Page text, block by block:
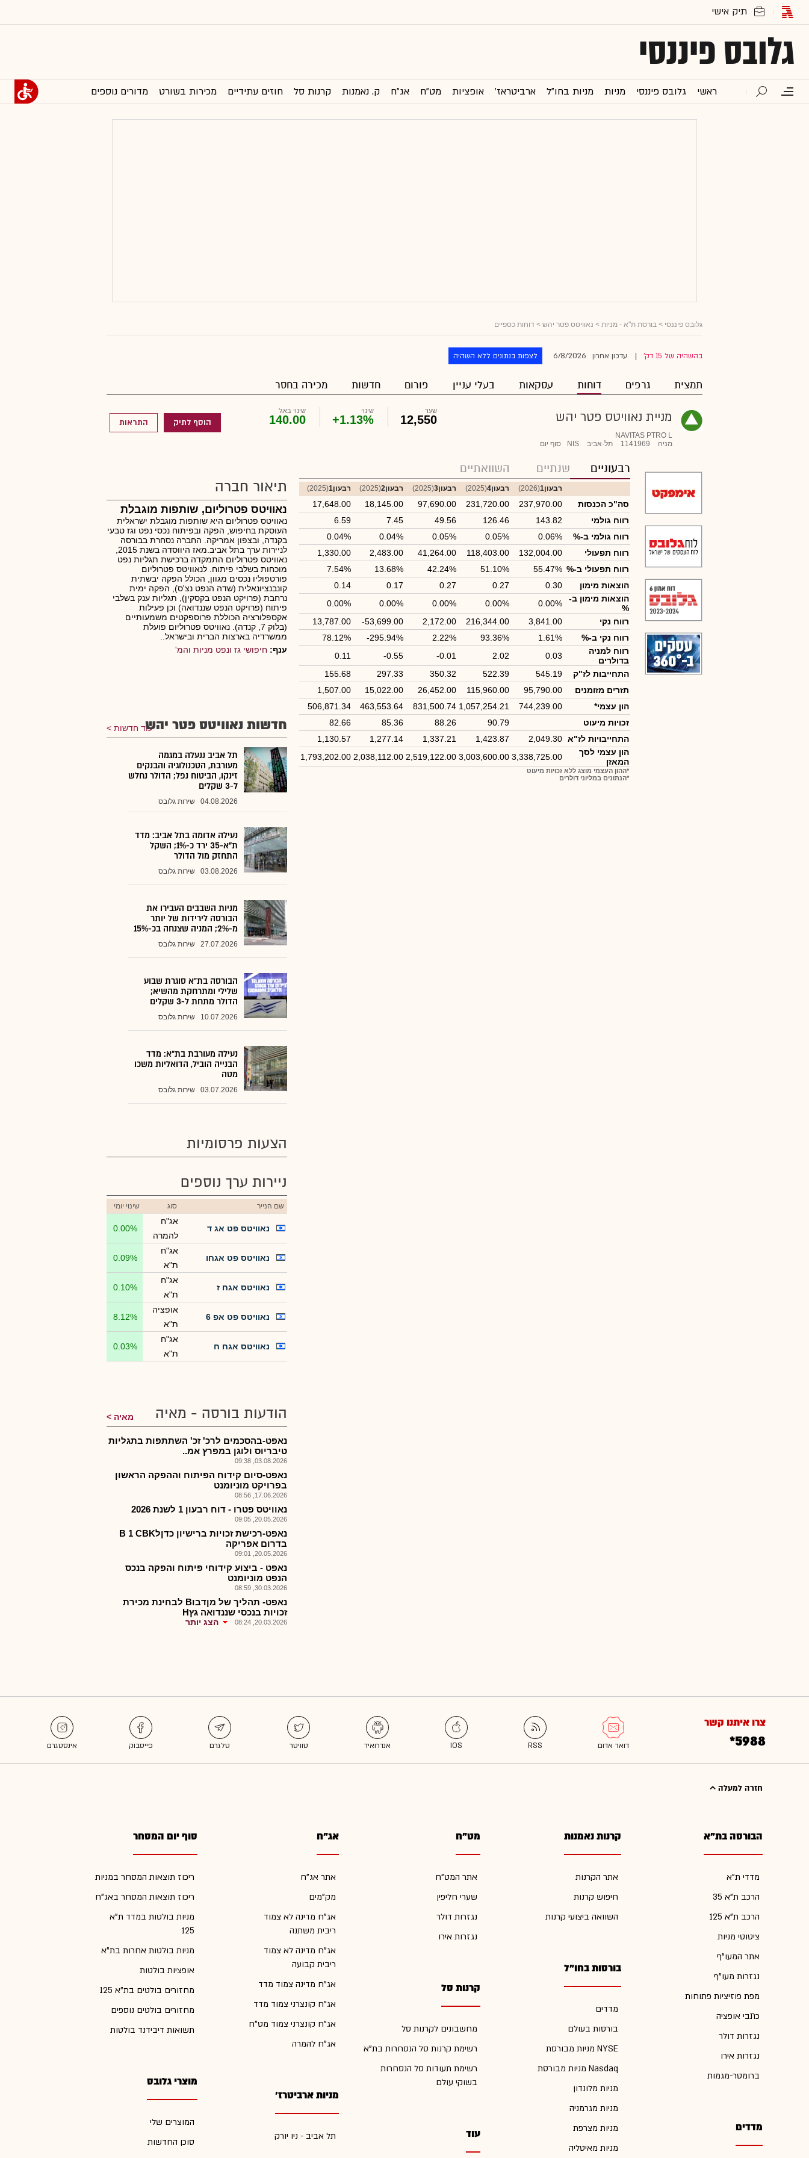
גלובס פיננסי
ראשי גלובס פיננסי מניות מניות בחו"ל ארביטראז' אופציות מט"ח אג"ח ק. נאמנות קרנות סל חוזים עתידיים מכירות בשורט מדורים נוספים
גלובס פיננסי > בורסת ת"א - מניות > נאוויטס פטר יהש > דוחות כספיים
בהשהיה של 15 דק' עדכון אחרון 6/8/2026 לצפות בנתונים ללא השהיה
תמצית גרפים דוחות עסקאות בעלי עניין פורום חדשות מכירה בחסר
מניית נאוויטס פטר יהש
NAVITAS PTRO L
מניה
1141969 תל-אביב NIS סוף יום
שער
12,550
שינוי
+1.13%
שינוי באג'
140.00 הוסף לתיק התראות
רבעוניים שנתיים השוואתיים
רבעון1 (2026) רבעון4 (2025) רבעון3 (2025) רבעון2 (2025) רבעון1 (2025)
סה"כ הכנסות 237,970.00
231,720.00
97,690.00
18,145.00
17,648.00
רווח גולמי
143.82
126.46
49.56
7.45
6.59
רווח גולמי ב-%
0.06%
0.05%
0.05%
0.04%
0.04%
רווח תפעולי
132,004.00
118,403.00
41,264.00
2,483.00
1,330.00
רווח תפעולי ב-% 55.47%
51.10%
42.24%
13.68%
7.54%
הוצאות מימון
0.30
0.27
0.27
0.17
0.14
הוצאות מימון ב-
%
0.00%
0.00%
0.00%
0.00%
0.00%
רווח נקי
3,841.00
216,344.00
2,172.00
-53,699.00
13,787.00
רווח נקי ב-%
1.61%
93.36%
2.22%
-295.94%
78.12%
רווח למניה
בדולרים
0.03
2.02
-0.01
-0.55
0.11
התחייבות לז"ק
545.19
522.39
350.32
297.33
155.68
תזרים מזומנים
95,790.00
115,960.00
26,452.00
15,022.00
1,507.00
הון עצמי*
744,239.00
1,057,254.21
831,500.74
463,553.64
506,871.34
זכויות מיעוט
90.79
88.26
85.36
82.66
התחייבויות לז"א 2,049.30
1,423.87
1,337.21
1,277.14
1,130.57
הון עצמי לסך
המאזן
3,338,725.00
3,003,600.00
2,519,122.00
2,038,112.00
1,793,202.00
*ההון העצמי מוצג ללא זכויות מיעוט
*הנתונים במליוני דולרים
תיאור חברה
נאוויטס פטרוליום, שותפות מוגבלת
נאוויטס פטרוליום היא שותפות מוגבלת ישראלית
העוסקת בחיפוש, הפקה ובפיתוח נכסי נפט וגז טבעי
בקנדה, ובצפון אמריקה. החברה נסחרת בבורסה
נאוויטס פטרוליום התמקדה ברכישת תגליות נפט
מוכחות בשלבי פיתוח. לנאוויטס פטרוליום
פורטפוליו נכסים מגוון, הכולל הפקה יבשתית
קונבנציונאלית (שדה הנפט נצ'ס), הפקה ימית
נרחבת (פרויקט הנפט בקסקין), תגליות ענק בשלבי
פיתוח (פרויקט הנפט שננדואה) וכן פעילות
אקספלורציה הכוללת פרוספקטים משמעותיים
(בלוק 7, קנדה). נאוויטס פטרוליום פועלת
ממשרדיה בארצות הברית ובישראל..
ענף: חיפושי גז ונפט מניות והמ'
חדשות נאוויטס פטר יהשעוד חדשות
תל אביב ננעלה במגמה
מעורבת, הטכנולוגיה והבנקים
זינקו, הביטוח נפל; הדולר נחלש
ל-3 שקלים
04.08.2026 שירות גלובס
נעילה אדומה בתל אביב: מדד
ת"א-35 ירד כ-1%; השקל
התחזק מול הדולר
03.08.2026 שירות גלובס
מניות השבבים העבירו את
הבורסה לירידות של יותר
מ-2%; המניה שצנחה בכ-15%
27.07.2026 שירות גלובס
הבורסה בת״א סוגרת שבוע
שלילי ומתרחקת מהשיא;
הדולר מתחת ל-3 שקלים
10.07.2026 שירות גלובס
נעילה מעורבת בת"א: מדד
הבנייה הוביל, הדואליות משכו
מטה
03.07.2026 שירות גלובס
הצעות פרסומיות
ניירות ערך נוספים
שם הנייר סוג שינוי יומי
נאוויטס פט אג ד
אג"ח
להמרה
0.00%
נאוויטס פט אגחו
אג"ח
ת"א
0.09%
נאוויטס אגח ז
אג"ח
ת"א
0.10%
נאוויטס פט אפ 6
אופציה
ת"א
8.12%
נאוויטס אגח ח
אג"ח
ת"א
0.03%
הודעות בורסה - מאיה מאיה
נאפט-בהסכמים לרכ' זכ' השתתפות בתגליות
טיבריוס ולוגן במפרץ אמ..
03.08.2026, 09:38
נאפט-סיום קידוח הפיתוח וההפקה הראשון
בפרויקט מוניומנט
17.06.2026, 08:56
נאוויטס פטרו - דוח רבעון 1 לשנת 2026
20.05.2026, 09:05
נאפט-רכישת זכויות ברישיון כדןלB 1 CBK
בדרום אפריקה
20.05.2026, 09:01
נאפט - ביצוע קידוחי פיתוח והפקה בנכס
הנפט מוניומנט
30.03.2026, 08:59
נאפט- תהליך של מןדבוB לבחינת מכירת
זכויות בנכסי שננדואה גץH
20.03.2026, 08:24 הצג יותר
צרו איתנו קשר
*5988
חזרה למעלה
הבורסה בת"א
מדדי ת"א
הרכב ת"א 35
הרכב ת"א 125
ציטוטי מניות
אתר המעו"ף
נגזרות מעו"ף
מפת פוזיציות פתוחות
כתבי אופציה
נגזרות דולר
נגזרות אירו
ברומטר-מגמות
מדדים
קרנות נאמנות
אתר הקרנות
חיפוש קרנות
השוואה ביצועי קרנות
בורסות בחו"ל
מדדים
בורסות בעולם
מניות מבורסת NYSE
מניות מבורסת Nasdaq
מניות מלונדון
מניות מגרמניה
מניות מצרפת
מניות מאיטליה
מט"ח
אתר המט"ח
שערי חליפין
נגזרות דולר
נגזרות אירו
קרנות סל
מחשבונים לקרנות סל
רשימת קרנות סל הנסחרות בת"א
רשימת תעודות סל הנסחרות
בשוקי עולם
עוד
אג"ח
אתר אג"ח
מק"מים
אג"ח מדינה לא צמוד
ריבית משתנה
אג"ח מדינה לא צמוד
ריבית קבועה
אג"ח מדינה צמוד מדד
אג"ח קונצרני צמוד מדד
אג"ח קונצרני צמוד מט"ח
אג"ח להמרה
מניות ארביטרז'
תל אביב - ניו יורק
סוף יום המסחר
ריכוז תוצאות המסחר במניות
ריכוז תוצאות המסחר באג"ח
מניות בולטות במדד ת"א
125
מניות בולטות אחרות בת"א
אופציות בולטות
מחזורים בולטים בת"א 125
מחזורים בולטים נוספים
תשואות דיבידנד בולטות
מוצרי גלובס
המוצרים שלי
סוכן החדשות